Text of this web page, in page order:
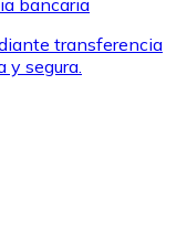
comprar
favoritas con
transferencia
y segura.